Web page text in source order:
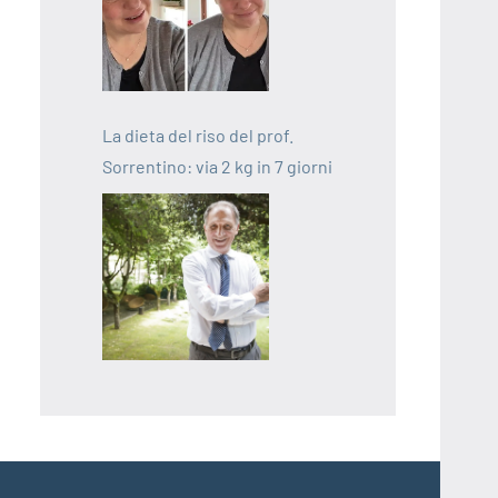
La dieta del riso del prof.
Sorrentino: via 2 kg in 7 giorni